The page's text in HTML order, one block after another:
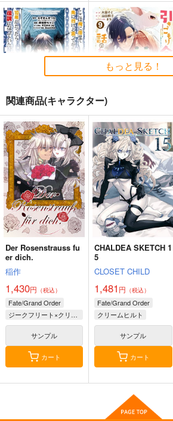
巌窟王 モンテ・クリスト
藤丸立香サンプル
カート
サンプル
カート
FGO/FAKE DUME
TOKIMOOON
495
Fate/Grand Order
オー
カート
蒐集
羊小屋
専売 787
Fate/Grand Order
カート
真夏の夜の見果てぬ
夢。
Bad Quarto
サンプル
作品詳細
ここは俺に任せて先に
行けと言ってか 10
スクウェア・エニック
ス
770 円（税込）
サンプル
作品詳細
引きこもり令嬢は話の
わかる聖獣番 9
一迅社
814円（税込）
サンプル
作品詳細
ったので、気ままに魔
術を極めます 24
講談社
もっと見る！
関連商品(キャラクター)
Der Rosenstrauss fu
er dich.
稲作
1,430円 （税込）
Fate/Grand Order
ジークフリート×クリームヒルト
サンプル
カート
CHALDEA SKETCH 1
5
CLOSET CHILD
1,481 円 （税込）
Fate/Grand Order
クリームヒルト
エリザベート・バートリー
サンプル
カート